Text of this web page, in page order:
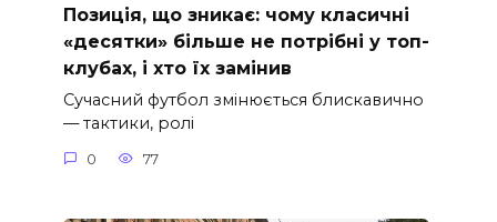
Позиція, що зникає: чому класичні
«десятки» більше не потрібні у топ-
клубах, і хто їх замінив
Сучасний футбол змінюється блискавично
— тактики, ролі
0 77